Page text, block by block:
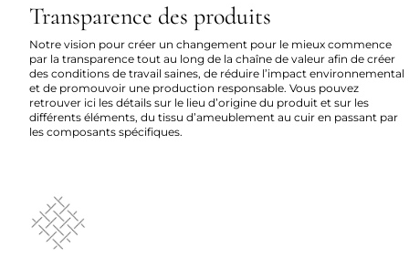
Transparence des produits
Notre vision pour créer un changement pour le mieux commence
par la transparence tout au long de la chaîne de valeur afin de créer
des conditions de travail saines, de réduire l’impact environnemental
et de promouvoir une production responsable. Vous pouvez
retrouver ici les détails sur le lieu d’origine du produit et sur les
différents éléments, du tissu d’ameublement au cuir en passant par
les composants spécifiques.